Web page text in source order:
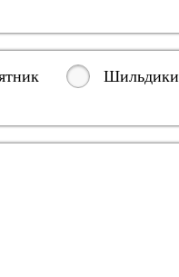
Шильдики